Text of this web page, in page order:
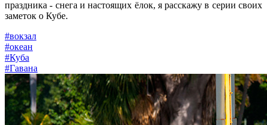
праздника - снега и настоящих ёлок, я расскажу в серии своих
заметок о Кубе.
#вокзал
#океан
#Куба
#Гавана